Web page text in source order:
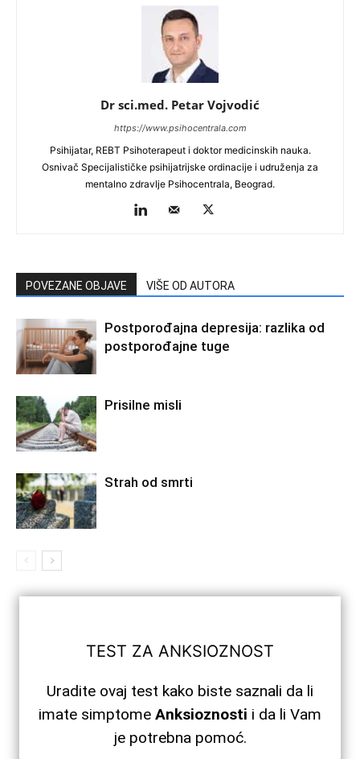
Dr sci.med. Petar Vojvodić
https://www.psihocentrala.com
Psihijatar, REBT Psihoterapeut i doktor medicinskih nauka.
Osnivač Specijalističke psihijatrijske ordinacije i udruženja za
mentalno zdravlje Psihocentrala, Beograd.
POVEZANE OBJAVE VIŠE OD AUTORA
Postporođajna depresija: razlika od
postporođajne tuge
Prisilne misli
Strah od smrti
TEST ZA ANKSIOZNOST
Uradite ovaj test kako biste saznali da li
imate simptome Anksioznosti i da li Vam
je potrebna pomoć.